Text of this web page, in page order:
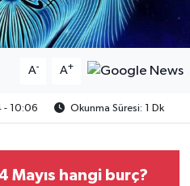
A- A+
- 10:06 Okunma Süresi: 1 Dk
Mayıs hangi burç?